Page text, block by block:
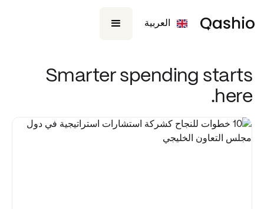
العربية
Smarter spending starts
here.